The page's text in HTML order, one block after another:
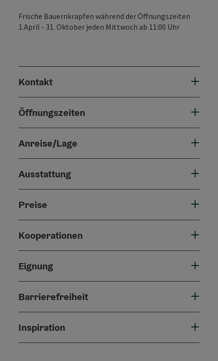
Frische Bauernkrapfen während der Öffnungszeiten
1.April - 31. Oktober jeden Mittwoch ab 11:00 Uhr
Kontakt
Öffnungszeiten
Anreise/Lage
Ausstattung
Preise
Kooperationen
Eignung
Barrierefreiheit
Inspiration